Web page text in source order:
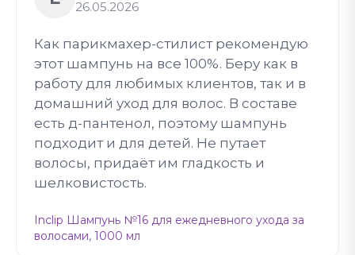
26.05.2026
Как парикмахер-стилист рекомендую
этот шампунь на все 100%. Беру как в
работу для любимых клиентов, так и в
домашний уход для волос. В составе
есть д-пантенол, поэтому шампунь
подходит и для детей. Не путает
волосы, придаёт им гладкость и
шелковистость.
Inclip Шампунь №16 для ежедневного ухода за
волосами, 1000 мл